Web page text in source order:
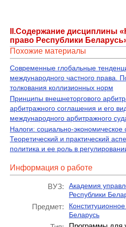
II.Содержание дисциплины
право Республики
Похожие материалы
Современные глобальные
международного частного права.
толкования коллизионных норм
Принципы внешнеторгового
арбитражного соглашения и его
международного арбитражного
Налоги: социально-экономическое
Теоретический и практический
политика и ее роль в
Информация о работе
ВУЗ:
Академия
Республики
Предмет:
Беларусь